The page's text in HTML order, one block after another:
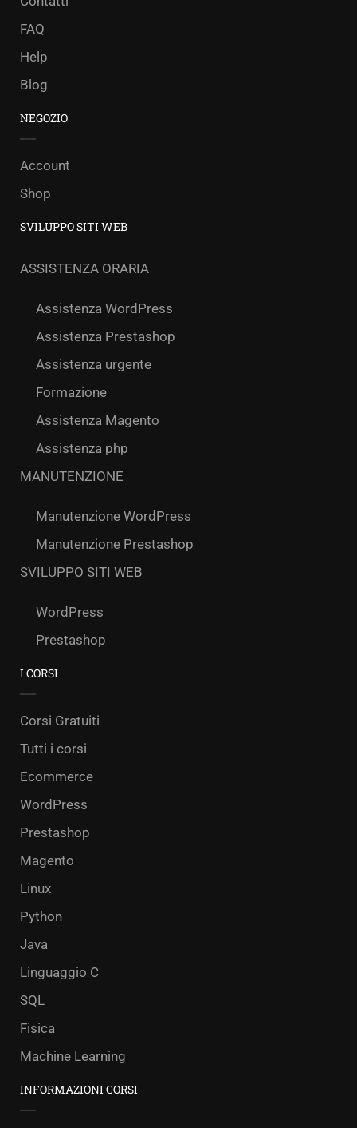
FAQ
Help
Blog
NEGOZIO
Account
Shop
SVILUPPO SITI WEB
ASSISTENZA ORARIA
Assistenza WordPress
Assistenza Prestashop
Assistenza urgente
Formazione
Assistenza Magento
Assistenza php
MANUTENZIONE
Manutenzione WordPress
Manutenzione Prestashop
SVILUPPO SITI WEB
WordPress
Prestashop
I CORSI
Corsi Gratuiti
Tutti i corsi
Ecommerce
WordPress
Prestashop
Magento
Linux
Python
Java
Linguaggio C
SQL
Fisica
Machine Learning
INFORMAZIONI CORSI